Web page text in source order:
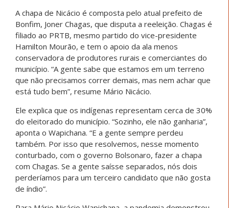
A chapa de Nicácio é composta pelo atual prefeito de
Bonfim, Joner Chagas, que disputa a reeleição. Chagas é
filiado ao PRTB, mesmo partido do vice-presidente
Hamilton Mourão, e tem o apoio da ala menos
conservadora de produtores rurais e comerciantes do
município. “A gente sabe que estamos em um terreno
que não precisamos correr demais, mas nem achar que
está tudo bem”, resume Mário Nicácio.
Ele explica que os indígenas representam cerca de 30%
do eleitorado do município. “Sozinho, ele não ganharia”,
aponta o Wapichana. “E a gente sempre perdeu
também. Por isso que resolvemos, nesse momento
conturbado, com o governo Bolsonaro, fazer a chapa
com Chagas. Se a gente saísse separados, nós dois
perderíamos para um terceiro candidato que não gosta
de índio”.